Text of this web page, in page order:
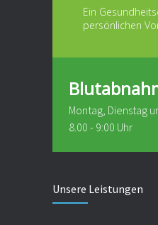
Ein
persönlichen
Montag, Dienstag
8.00 - 9:00 Uhr
Unsere Leistungen